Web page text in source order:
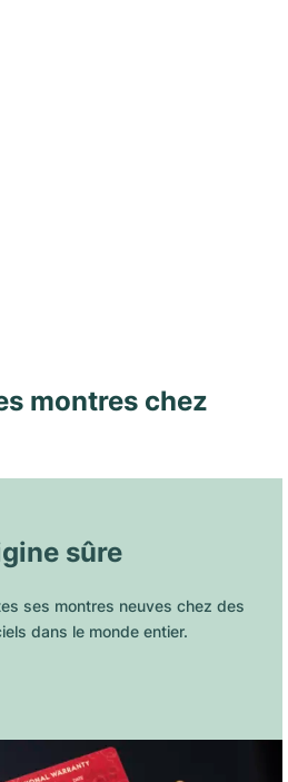
montres chez
sûre
ses montres neuves chez des
dans le monde entier.